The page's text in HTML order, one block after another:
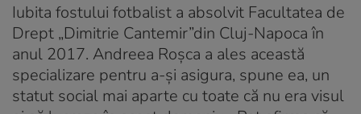
Iubita fostului fotbalist a absolvit Facultatea de
Drept „Dimitrie Cantemir”din Cluj-Napoca în
anul 2017. Andreea Roșca a ales această
specializare pentru a-și asigura, spune ea, un
statut social mai aparte cu toate că nu era visul